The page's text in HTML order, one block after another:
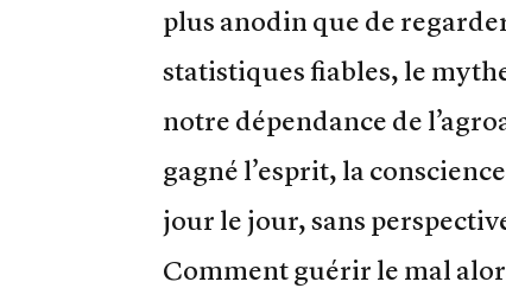
plus anodin que de
statistiques fiables, le
notre dépendance de
gagné l’esprit, la
jour le jour, sans
Comment guérir le mal